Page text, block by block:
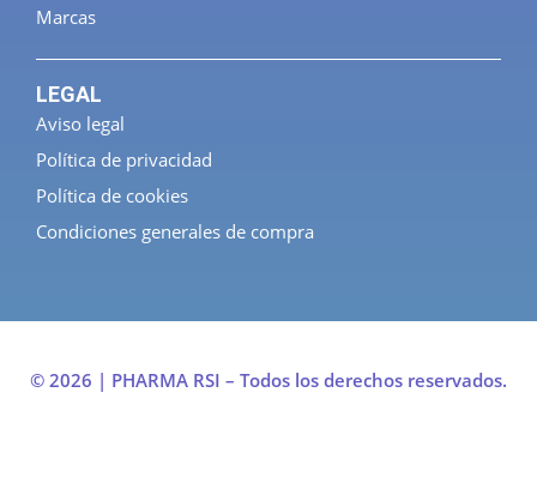
Marcas
LEGAL
Aviso legal
Política de privacidad
Política de cookies
Condiciones generales de compra
© 2026 | PHARMA RSI – Todos los derechos reservados.